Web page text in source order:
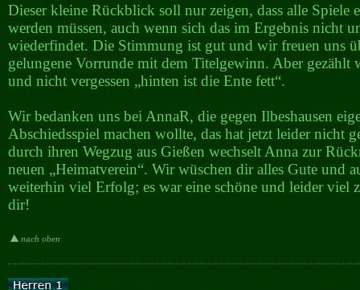
Dieser kleine Rückblick soll nur zeigen, dass alle Spiele
werden müssen, auch wenn sich das im Ergebnis nicht
wiederfindet. Die Stimmung ist gut und wir freuen uns
gelungene Vorrunde mit dem Titelgewinn. Aber gezählt
und nicht vergessen „hinten ist die Ente fett“.
Wir bedanken uns bei AnnaR, die gegen Ilbeshausen
Abschiedsspiel machen wollte, das hat jetzt leider nicht
durch ihren Wegzug aus Gießen wechselt Anna zur
neuen „Heimatverein“. Wir wüschen dir alles Gute und
weiterhin viel Erfolg; es war eine schöne und leider viel
dir!
nach oben